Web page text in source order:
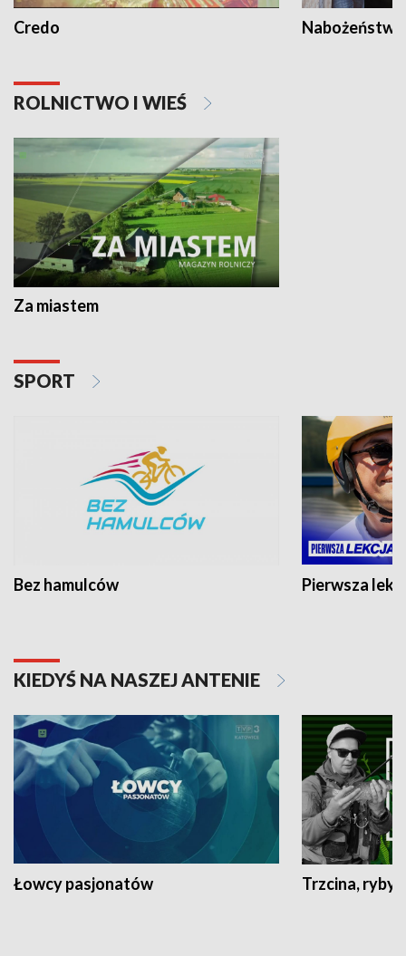
Credo
ROLNICTWO I WIEŚ
Za miastem
SPORT
Bez hamulców Pierwsza
KIEDYŚ NA NASZEJ ANTENIE
Łowcy pasjonatów Trzcina, ryby